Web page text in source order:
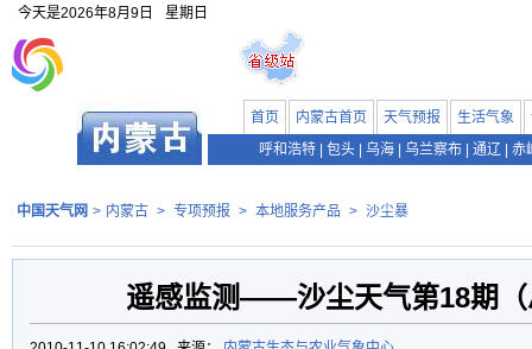
今天是2026年8月9日 星期日
首页 内蒙古首页 天气预报 生活气象
呼和浩特
包头 乌海 乌兰察布 通辽 赤
中国天气网 > 内蒙古 > 专项预报 > 本地服务产品 > 沙尘暴
遥感监测——沙尘天气第18期（